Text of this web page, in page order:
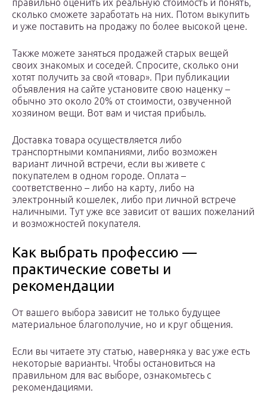
правильно оценить их реальную стоимость и понять,
сколько сможете заработать на них. Потом выкупить
и уже поставить на продажу по более высокой цене.
Также можете заняться продажей старых вещей
своих знакомых и соседей. Спросите, сколько они
хотят получить за свой «товар». При публикации
объявления на сайте установите свою наценку –
обычно это около 20% от стоимости, озвученной
хозяином вещи. Вот вам и чистая прибыль.
Доставка товара осуществляется либо
транспортными компаниями, либо возможен
вариант личной встречи, если вы живете с
покупателем в одном городе. Оплата –
соответственно – либо на карту, либо на
электронный кошелек, либо при личной встрече
наличными. Тут уже все зависит от ваших пожеланий
и возможностей покупателя.
Как выбрать профессию —
практические советы и
рекомендации
От вашего выбора зависит не только будущее
материальное благополучие, но и круг общения.
Если вы читаете эту статью, наверняка у вас уже есть
некоторые варианты. Чтобы остановиться на
правильном для вас выборе, ознакомьтесь с
рекомендациями.